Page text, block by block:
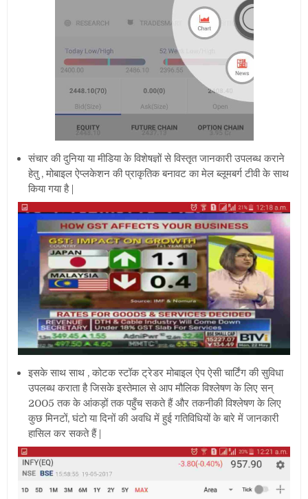
संचार की दुनिया या मीडिया के विशेषज्ञों से विस्तृत जानकारी उपलब्ध कराने
हेतु , मोबाइलऐप्लकेशन की प्राकृतिक बनावट का मेल ब्लूमबर्ग टीवी के साथ
किया गया है |
इसके साथ साथ , कोटक स्टॉक ट्रेडर मोबाइल ऐप ऐसी चार्टिंग की सुविधा
उपलब्ध कराता है जिसके इस्तेमाल से आप मौलिक विश्लेषण के लिएसन्
2005 तक के आंकड़ों तक पहुँच सकते हैं और तकनीकी विश्लेषण के लिए
कुछ मिनटों, घंटो या दिनों की अवधि में हुई गतिविधियों के बारे में जानकारी
हासिल कर सकते हैं |